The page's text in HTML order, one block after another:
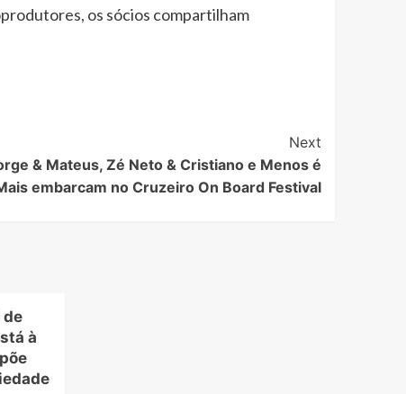
os sócios compartilham
Next
& Mateus, Zé Neto & Cristiano e Menos é
embarcam no Cruzeiro On Board Festival
de
à